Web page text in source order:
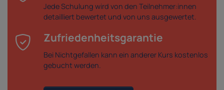
Jede Schulung wird von den Teilnehmer:innen
detailliert bewertet und von uns ausgewertet.
Zufriedenheitsgarantie
Bei Nichtgefallen kann ein anderer Kurs kostenlos
gebucht werden.